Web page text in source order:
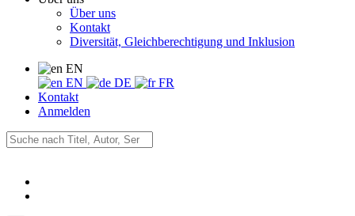
Über uns
Kontakt
Diversität, Gleichberechtigung und Inklusion
EN
EN
DE
FR
Kontakt
Anmelden